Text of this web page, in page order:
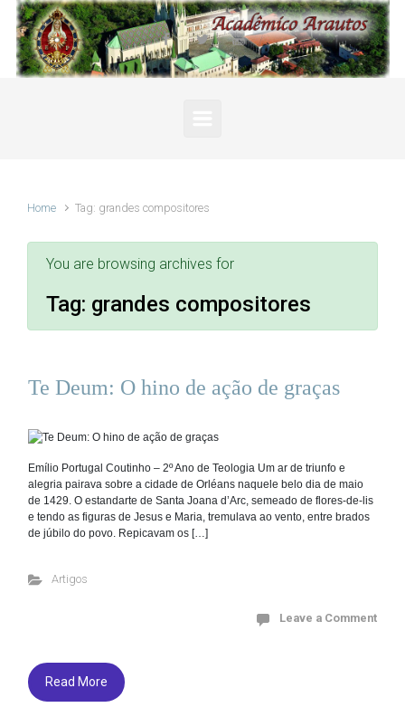
Skip to main content
Home Tag: grandes compositores
You are browsing archives for
Tag: grandes compositores
Te Deum: O hino de ação de graças
Emílio Portugal Coutinho – 2º Ano de Teologia Um ar de triunfo e
alegria pairava sobre a cidade de Orléans naquele belo dia de maio
de 1429. O estandarte de Santa Joana d’Arc, semeado de flores-de-lis
e tendo as figuras de Jesus e Maria, tremulava ao vento, entre brados
de júbilo do povo. Repicavam os […]
Artigos
Leave a Comment
Read More